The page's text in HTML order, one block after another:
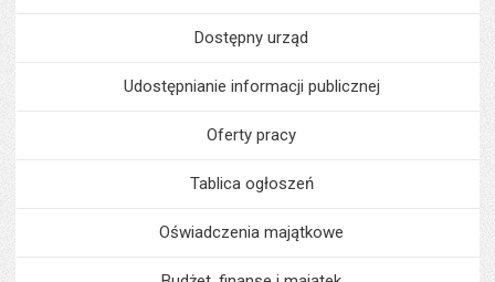
Dostępny urząd
Udostępnianie informacji publicznej
Oferty pracy
Tablica ogłoszeń
Oświadczenia majątkowe